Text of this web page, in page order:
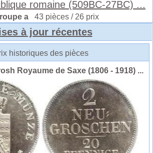
romaine (509BC-27BC) ...
a 43 pièces / 26 prix
à jour récentes
historiques des pièces
Royaume de Saxe (1806 - 1918) ...